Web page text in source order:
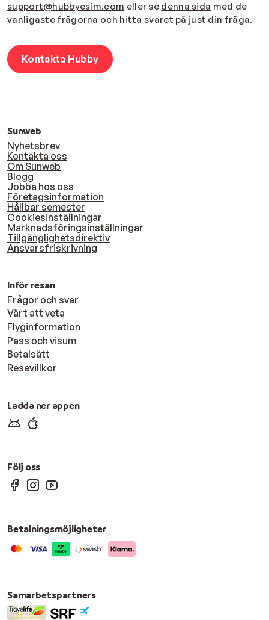
support@hubbyesim.com eller se denna sida med de
vanligaste frågorna och hitta svaret på just din fråga.
Kontakta Hubby
Sunweb
Nyhetsbrev
Kontakta oss
Om Sunweb
Blogg
Jobba hos oss
Företagsinformation
Hållbar semester
Cookiesinställningar
Marknadsföringsinställningar
Tillgänglighetsdirektiv
Ansvarsfriskrivning
Inför resan
Frågor och svar
Värt att veta
Flyginformation
Pass och visum
Betalsätt
Resevillkor
Ladda ner appen
Följ oss
Betalningsmöjligheter
Samarbetspartners